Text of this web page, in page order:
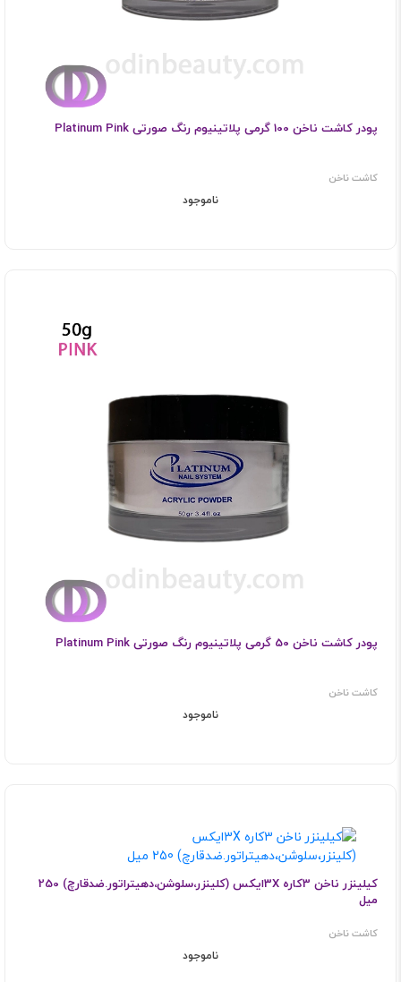
پودر کاشت ناخن 100 گرمی پلاتینیوم رنگ صورتی Platinum Pink
کاشت ناخن
ناموجود
پودر کاشت ناخن 50 گرمی پلاتینیوم رنگ صورتی Platinum Pink
کاشت ناخن
ناموجود
کیلینزر ناخن 3کاره 3Xایکس (کلینزر،سلوشن،دهیتراتور.ضدقارچ) 250
میل
کاشت ناخن
ناموجود